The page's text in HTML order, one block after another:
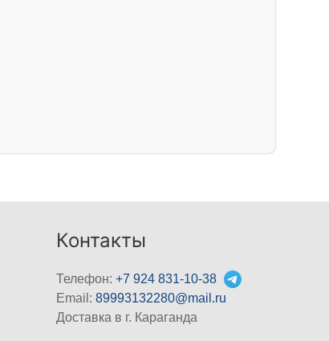
Контакты
Телефон:+7 924 831-10-38
Email:89993132280@mail.ru
Доставка в г. Караганда